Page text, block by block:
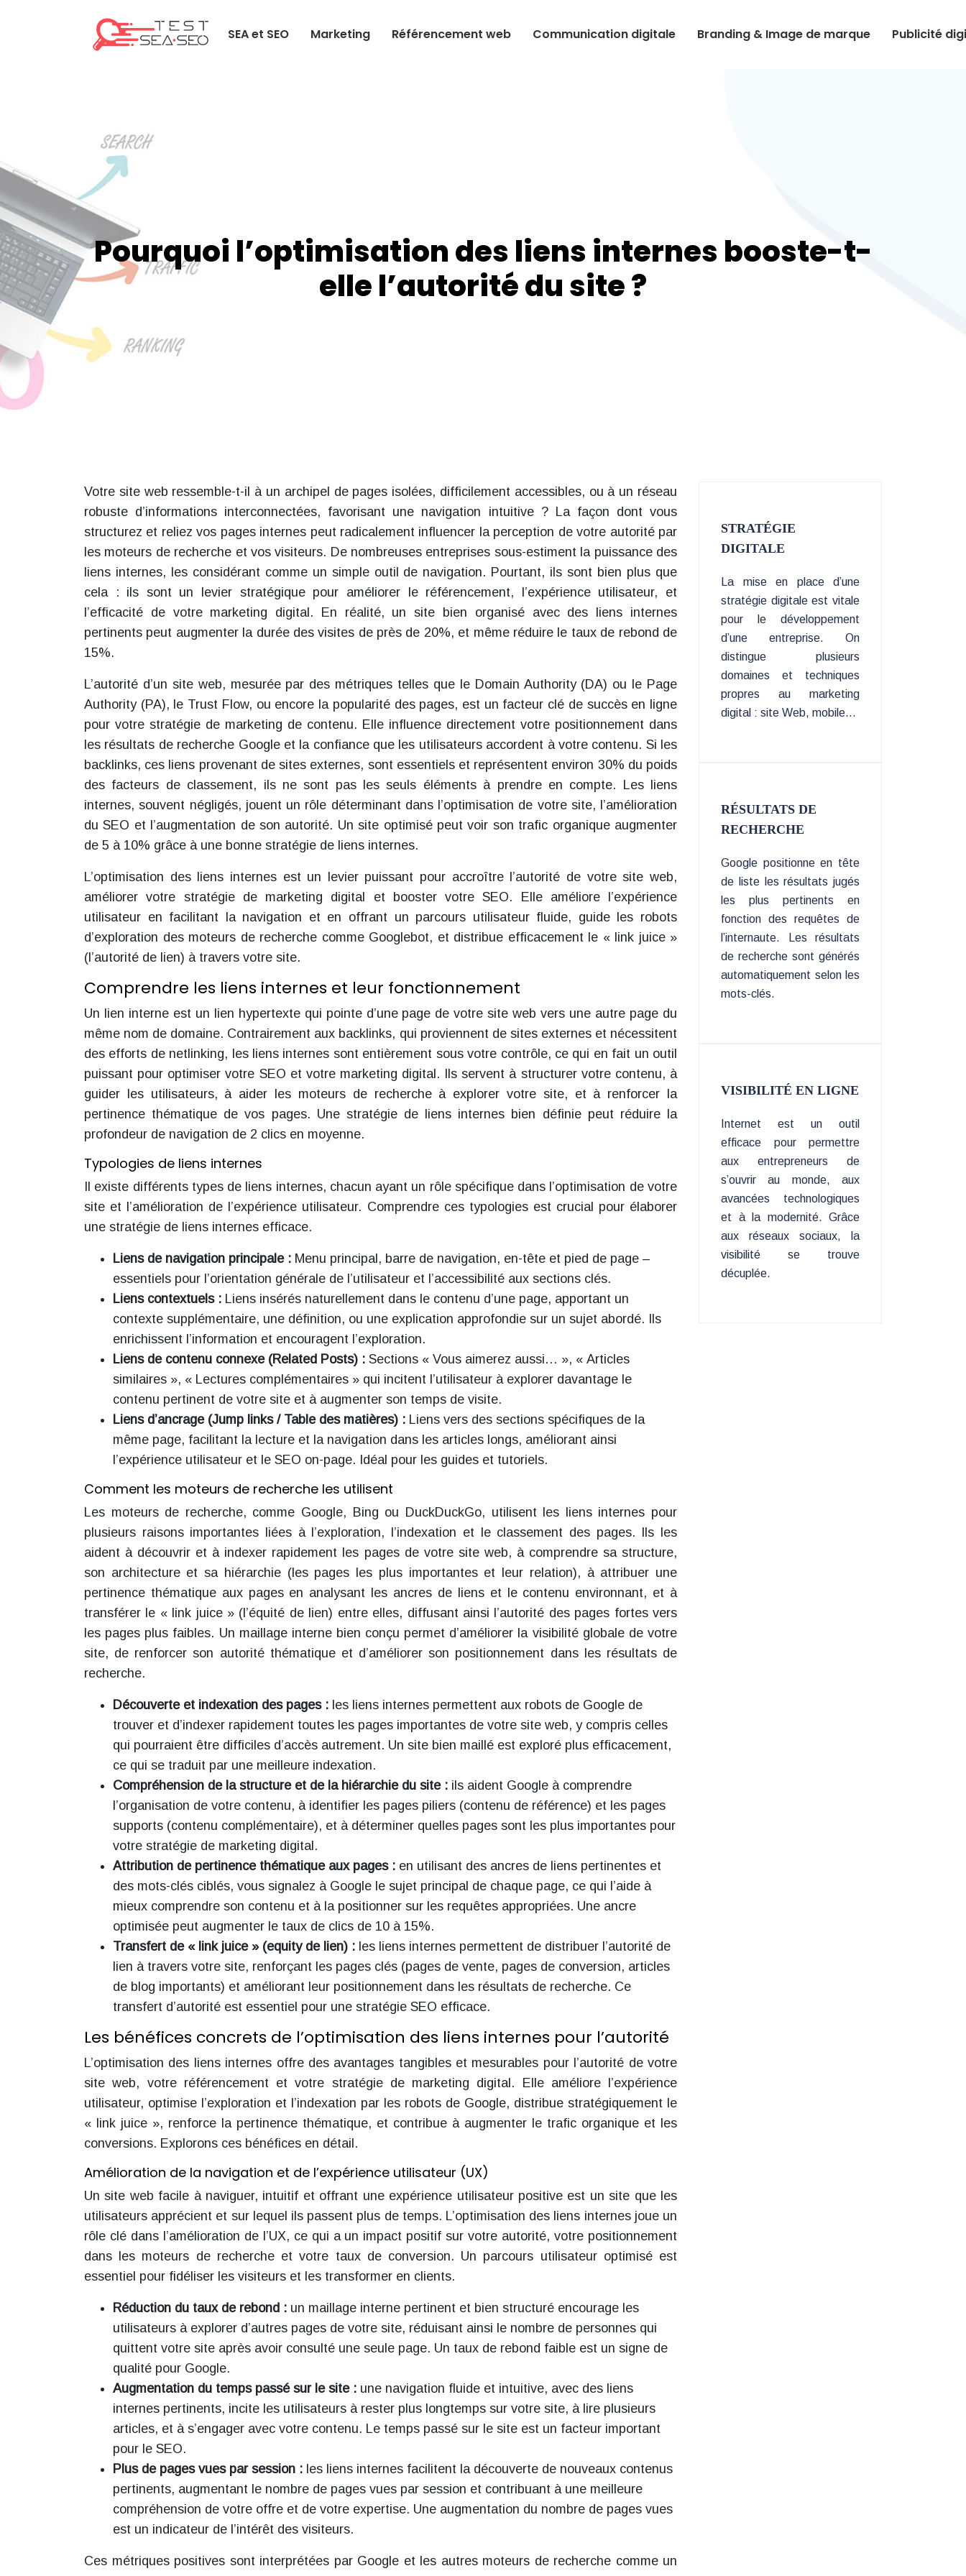
SEA et SEO Marketing Référencement web Communication digitale Branding & Image de marque Publicité
Pourquoi l’optimisation des liens internes booste-t-
elle l’autorité du site ?
Votre site web ressemble-t-il à un archipel de pages isolées, difficilement accessibles, ou à un réseau
robuste d’informations interconnectées, favorisant une navigation intuitive ? La façon dont vous
structurez et reliez vos pages internes peut radicalement influencer la perception de votre autorité par
les moteurs de recherche et vos visiteurs. De nombreuses entreprises sous-estiment la puissance des
liens internes, les considérant comme un simple outil de navigation. Pourtant, ils sont bien plus que
cela : ils sont un levier stratégique pour améliorer le référencement, l’expérience utilisateur, et
l’efficacité de votre marketing digital. En réalité, un site bien organisé avec des liens internes
pertinents peut augmenter la durée des visites de près de 20%, et même réduire le taux de rebond de
15%.
L’autorité d’un site web, mesurée par des métriques telles que le Domain Authority (DA) ou le Page
Authority (PA), le Trust Flow, ou encore la popularité des pages, est un facteur clé de succès en ligne
pour votre stratégie de marketing de contenu. Elle influence directement votre positionnement dans
les résultats de recherche Google et la confiance que les utilisateurs accordent à votre contenu. Si les
backlinks, ces liens provenant de sites externes, sont essentiels et représentent environ 30% du poids
des facteurs de classement, ils ne sont pas les seuls éléments à prendre en compte. Les liens
internes, souvent négligés, jouent un rôle déterminant dans l’optimisation de votre site, l’amélioration
du SEO et l’augmentation de son autorité. Un site optimisé peut voir son trafic organique augmenter
de 5 à 10% grâce à une bonne stratégie de liens internes.
L’optimisation des liens internes est un levier puissant pour accroître l’autorité de votre site web,
améliorer votre stratégie de marketing digital et booster votre SEO. Elle améliore l’expérience
utilisateur en facilitant la navigation et en offrant un parcours utilisateur fluide, guide les robots
d’exploration des moteurs de recherche comme Googlebot, et distribue efficacement le « link juice »
(l’autorité de lien) à travers votre site.
Comprendre les liens internes et leur fonctionnement
Un lien interne est un lien hypertexte qui pointe d’une page de votre site web vers une autre page du
même nom de domaine. Contrairement aux backlinks, qui proviennent de sites externes et nécessitent
des efforts de netlinking, les liens internes sont entièrement sous votre contrôle, ce qui en fait un outil
puissant pour optimiser votre SEO et votre marketing digital. Ils servent à structurer votre contenu, à
guider les utilisateurs, à aider les moteurs de recherche à explorer votre site, et à renforcer la
pertinence thématique de vos pages. Une stratégie de liens internes bien définie peut réduire la
profondeur de navigation de 2 clics en moyenne.
Typologies de liens internes
Il existe différents types de liens internes, chacun ayant un rôle spécifique dans l’optimisation de votre
site et l’amélioration de l’expérience utilisateur. Comprendre ces typologies est crucial pour élaborer
une stratégie de liens internes efficace.
Liens de navigation principale : Menu principal, barre de navigation, en-tête et pied de page –
essentiels pour l’orientation générale de l’utilisateur et l’accessibilité aux sections clés.
Liens contextuels : Liens insérés naturellement dans le contenu d’une page, apportant un
contexte supplémentaire, une définition, ou une explication approfondie sur un sujet abordé. Ils
enrichissent l’information et encouragent l’exploration.
Liens de contenu connexe (Related Posts) : Sections « Vous aimerez aussi… », « Articles
similaires », « Lectures complémentaires » qui incitent l’utilisateur à explorer davantage le
contenu pertinent de votre site et à augmenter son temps de visite.
Liens d’ancrage (Jump links / Table des matières) : Liens vers des sections spécifiques de la
même page, facilitant la lecture et la navigation dans les articles longs, améliorant ainsi
l’expérience utilisateur et le SEO on-page. Idéal pour les guides et tutoriels.
Comment les moteurs de recherche les utilisent
Les moteurs de recherche, comme Google, Bing ou DuckDuckGo, utilisent les liens internes pour
plusieurs raisons importantes liées à l’exploration, l’indexation et le classement des pages. Ils les
aident à découvrir et à indexer rapidement les pages de votre site web, à comprendre sa structure,
son architecture et sa hiérarchie (les pages les plus importantes et leur relation), à attribuer une
pertinence thématique aux pages en analysant les ancres de liens et le contenu environnant, et à
transférer le « link juice » (l’équité de lien) entre elles, diffusant ainsi l’autorité des pages fortes vers
les pages plus faibles. Un maillage interne bien conçu permet d’améliorer la visibilité globale de votre
site, de renforcer son autorité thématique et d’améliorer son positionnement dans les résultats de
recherche.
Découverte et indexation des pages : les liens internes permettent aux robots de Google de
trouver et d’indexer rapidement toutes les pages importantes de votre site web, y compris celles
qui pourraient être difficiles d’accès autrement. Un site bien maillé est exploré plus efficacement,
ce qui se traduit par une meilleure indexation.
Compréhension de la structure et de la hiérarchie du site : ils aident Google à comprendre
l’organisation de votre contenu, à identifier les pages piliers (contenu de référence) et les pages
supports (contenu complémentaire), et à déterminer quelles pages sont les plus importantes pour
votre stratégie de marketing digital.
Attribution de pertinence thématique aux pages : en utilisant des ancres de liens pertinentes et
des mots-clés ciblés, vous signalez à Google le sujet principal de chaque page, ce qui l’aide à
mieux comprendre son contenu et à la positionner sur les requêtes appropriées. Une ancre
optimisée peut augmenter le taux de clics de 10 à 15%.
Transfert de « link juice » (equity de lien) : les liens internes permettent de distribuer l’autorité de
lien à travers votre site, renforçant les pages clés (pages de vente, pages de conversion, articles
de blog importants) et améliorant leur positionnement dans les résultats de recherche. Ce
transfert d’autorité est essentiel pour une stratégie SEO efficace.
Les bénéfices concrets de l’optimisation des liens internes pour l’autorité
L’optimisation des liens internes offre des avantages tangibles et mesurables pour l’autorité de votre
site web, votre référencement et votre stratégie de marketing digital. Elle améliore l’expérience
utilisateur, optimise l’exploration et l’indexation par les robots de Google, distribue stratégiquement le
« link juice », renforce la pertinence thématique, et contribue à augmenter le trafic organique et les
conversions. Explorons ces bénéfices en détail.
Amélioration de la navigation et de l’expérience utilisateur (UX)
Un site web facile à naviguer, intuitif et offrant une expérience utilisateur positive est un site que les
utilisateurs apprécient et sur lequel ils passent plus de temps. L’optimisation des liens internes joue un
rôle clé dans l’amélioration de l’UX, ce qui a un impact positif sur votre autorité, votre positionnement
dans les moteurs de recherche et votre taux de conversion. Un parcours utilisateur optimisé est
essentiel pour fidéliser les visiteurs et les transformer en clients.
Réduction du taux de rebond : un maillage interne pertinent et bien structuré encourage les
utilisateurs à explorer d’autres pages de votre site, réduisant ainsi le nombre de personnes qui
quittent votre site après avoir consulté une seule page. Un taux de rebond faible est un signe de
qualité pour Google.
Augmentation du temps passé sur le site : une navigation fluide et intuitive, avec des liens
internes pertinents, incite les utilisateurs à rester plus longtemps sur votre site, à lire plusieurs
articles, et à s’engager avec votre contenu. Le temps passé sur le site est un facteur important
pour le SEO.
Plus de pages vues par session : les liens internes facilitent la découverte de nouveaux contenus
pertinents, augmentant le nombre de pages vues par session et contribuant à une meilleure
compréhension de votre offre et de votre expertise. Une augmentation du nombre de pages vues
est un indicateur de l’intérêt des visiteurs.
Ces métriques positives sont interprétées par Google et les autres moteurs de recherche comme un
STRATÉGIE
DIGITALE
La mise en place d’une
stratégie digitale est vitale
pour le développement
d’une entreprise. On
distingue plusieurs
domaines et techniques
propres au marketing
digital : site Web, mobile…
RÉSULTATS DE
RECHERCHE
Google positionne en tête
de liste les résultats jugés
les plus pertinents en
fonction des requêtes de
l’internaute. Les résultats
de recherche sont générés
automatiquement selon les
mots-clés.
VISIBILITÉ EN LIGNE
Internet est un outil
efficace pour permettre
aux entrepreneurs de
s’ouvrir au monde, aux
avancées technologiques
et à la modernité. Grâce
aux réseaux sociaux, la
visibilité se trouve
décuplée.